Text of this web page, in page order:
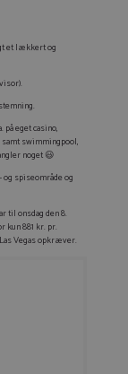
et lækkert og
eget casino,
samt swimmingpool,
noget 😃
spiseområde og
til onsdag den 8.
kun 881 kr. pr.
Vegas opkræver.